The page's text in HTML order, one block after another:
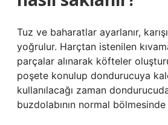
Tuz ve baharatlar ayarlanır,
yoğrulur. Harçtan istenilen
parçalar alınarak köfteler
poşete konulup dondurucuya
kullanılacağı zaman
buzdolabının normal bölmesinde